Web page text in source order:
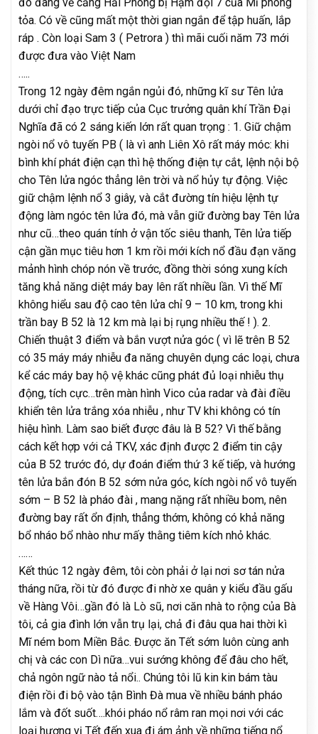
tỏa. Có về cũng mất một thời gian ngắn để tập huấn, lắp
ráp . Còn loại Sam 3 ( Petrora ) thì mãi cuối năm 73 mới
được đưa vào Việt Nam
…..
Trong 12 ngày đêm ngắn ngủi đó, những kĩ sư Tên lửa
dưới chỉ đạo trực tiếp của Cục trưởng quân khí Trần Đại
Nghĩa đã có 2 sáng kiến lớn rất quan trọng : 1. Giữ chậm
ngòi nổ vô tuyến PB ( là vì anh Liên Xô rất máy móc: khi
bình khí phát điện cạn thì hệ thống điện tự cắt, lệnh nội bộ
cho Tên lửa ngóc thẳng lên trời và nổ hủy tự động. Việc
giữ chậm lệnh nổ 3 giây, và cắt đường tín hiệu lệnh tự
động làm ngóc tên lửa đó, mà vẫn giữ đường bay Tên lửa
như cũ…theo quán tính ở vận tốc siêu thanh, Tên lửa tiếp
cận gần mục tiêu hơn 1 km rồi mới kích nổ đầu đạn văng
mảnh hình chóp nón về trước, đồng thời sóng xung kích
tăng khả năng diệt máy bay lên rất nhiều lần. Vì thế Mĩ
không hiểu sau độ cao tên lửa chỉ 9 – 10 km, trong khi
trần bay B 52 là 12 km mà lại bị rụng nhiều thế ! ). 2.
Chiến thuật 3 điểm và bắn vượt nửa góc ( vì lẽ trên B 52
có 35 máy máy nhiễu đa năng chuyên dụng các loại, chưa
kể các máy bay hộ vệ khác cũng phát đủ loại nhiễu thụ
động, tích cực…trên màn hình Vico của radar và đài điều
khiển tên lửa trắng xóa nhiễu , như TV khi không có tín
hiệu hình. Làm sao biết được đâu là B 52? Vì thế bằng
cách kết hợp với cả TKV, xác định được 2 điểm tin cậy
của B 52 trước đó, dự đoán điểm thứ 3 kế tiếp, và hướng
tên lửa bắn đón B 52 sớm nửa góc, kích ngòi nổ vô tuyến
sớm – B 52 là pháo đài , mang nặng rất nhiều bom, nên
đường bay rất ổn định, thẳng thớm, không có khả năng
bổ nháo bổ nhào như mấy thằng tiêm kích nhỏ khác.
……
Kết thúc 12 ngày đêm, tôi còn phải ở lại nơi sơ tán nửa
tháng nữa, rồi từ đó được đi nhờ xe quân y kiểu đầu gấu
về Hàng Vôi…gần đó là Lò sũ, nơi căn nhà to rộng của Bà
tôi, cả gia đình lớn vẫn trụ lại, chả đi đâu qua hai thời kì
Mĩ ném bom Miền Bắc. Được ăn Tết sớm luôn cùng anh
chị và các con Dì nữa…vui sướng không để đâu cho hết,
chả ngôn ngữ nào tả nổi.. Chúng tôi lũ kin kin bám tàu
điện rồi đi bộ vào tận Bình Đà mua về nhiều bánh pháo
lắm và đốt suốt….khói pháo nổ râm ran mọi nơi với các
loại hương vị Tết đến xua đi ám ảnh về những tiếng nổ